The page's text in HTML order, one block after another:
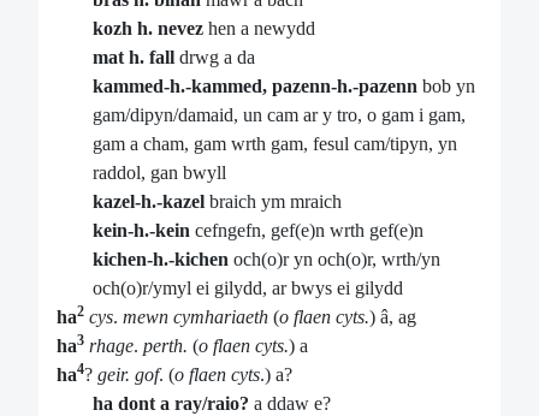
kozh h. nevez hen a newydd
mat h. fall drwg a da
kammed-h.-kammed, pazenn-h.-pazenn bob yn
gam/dipyn/damaid, un cam ar y tro, o gam i gam,
gam a cham, gam wrth gam, fesul cam/tipyn, yn
raddol, gan bwyll
kazel-h.-kazel braich ym mraich
kein-h.-kein cefngefn, gef(e)n wrth gef(e)n
kichen-h.-kichen och(o)r yn och(o)r, wrth/yn
och(o)r/ymyl ei gilydd, ar bwys ei gilydd
ha2 cys. mewn cymhariaeth (o flaen cyts.) â, ag
ha3 rhage. perth. (o flaen cyts.) a
ha4? geir. gof. (o flaen cyts.) a?
ha dont a ray/raio? a ddaw e?